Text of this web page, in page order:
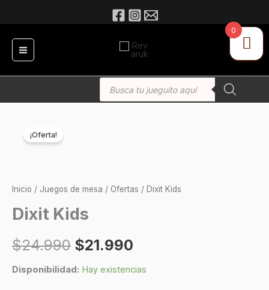
al
contenido
Búsqueda
productos
¡Oferta!
Inicio / Juegos de mesa / Ofertas / Dixit Kids
Dixit Kids
$24.990
original
era:
$24.990.
$21.990
actual
Disponibilidad: Hay existencias
Kids
0